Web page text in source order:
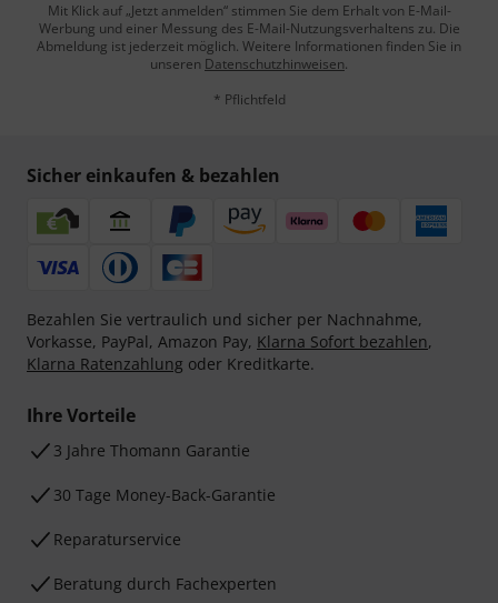
Mit Klick auf „Jetzt anmelden“ stimmen Sie dem Erhalt von E-Mail-
Werbung und einer Messung des E-Mail-Nutzungsverhaltens zu. Die
Abmeldung ist jederzeit möglich. Weitere Informationen finden Sie in
unseren Datenschutzhinweisen.
* Pflichtfeld
Sicher einkaufen & bezahlen
Bezahlen Sie vertraulich und sicher per Nachnahme,
Vorkasse, PayPal, Amazon Pay, Klarna Sofort bezahlen,
Klarna Ratenzahlung oder Kreditkarte.
Ihre Vorteile
3 Jahre Thomann Garantie
30 Tage Money-Back-Garantie
Reparaturservice
Beratung durch Fachexperten